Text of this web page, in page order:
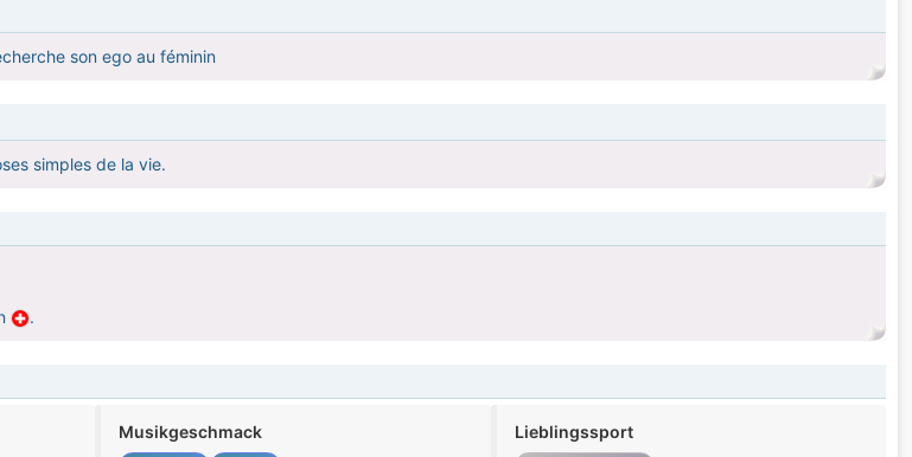
son ego au féminin
simples de la vie.
.
Musikgeschmack Lieblingssport